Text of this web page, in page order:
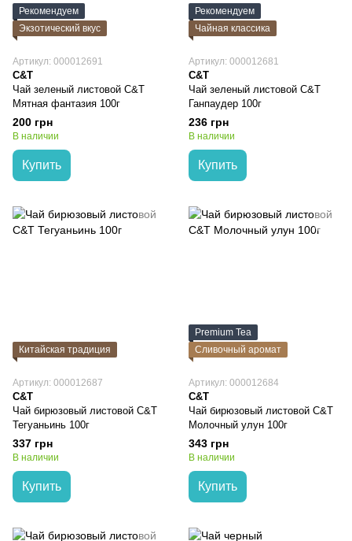
Рекомендуем
Экзотический вкус
Артикул: 000012691
C&T
Чай зеленый листовой C&T
Мятная фантазия 100г
200 грн
В наличии
Купить
Рекомендуем
Чайная классика
Артикул: 000012681
C&T
Чай зеленый листовой C&T
Ганпаудер 100г
236 грн
В наличии
Купить
Китайская традиция
Артикул: 000012687
C&T
Чай бирюзовый листовой C&T
Тегуаньинь 100г
337 грн
В наличии
Купить
Premium Tea
Сливочный аромат
Артикул: 000012684
C&T
Чай бирюзовый листовой C&T
Молочный улун 100г
343 грн
В наличии
Купить